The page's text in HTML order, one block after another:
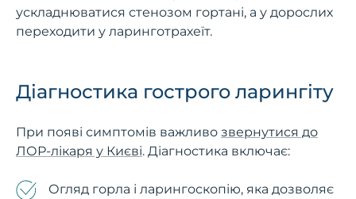
ускладнюватися стенозом гортані, а у дорослих
переходити у ларинготрахеїт.
Діагностика гострого ларингіту
При появі симптомів важливо звернутися до
ЛОР-лікаря у Києві. Діагностика включає:
Огляд горла і ларингоскопію, яка дозволяє